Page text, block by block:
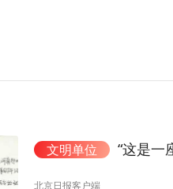
文明单位 “这是一
北京日报客户端